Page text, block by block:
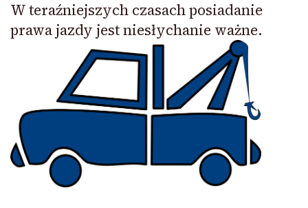
W teraźniejszych czasach posiadanie
prawa jazdy jest niesłychanie ważne.